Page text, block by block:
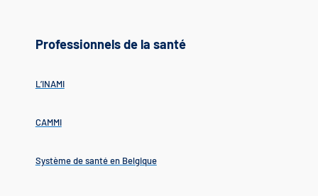
Professionnels de la santé
L’INAMI
CAMMI
Système de santé en Belgique